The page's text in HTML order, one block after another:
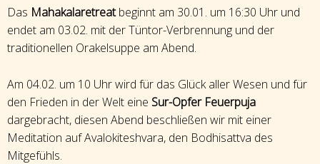
Das Mahakalaretreatbeginnt am 30.01. um 16:30 Uhr und
endet am 03.02. mit der Tüntor-Verbrennung und der
traditionellen Orakelsuppe am Abend.
Am 04.02. um 10 Uhr wird für das Glück aller Wesen und für
den Frieden in der Welt eine Sur-Opfer Feuerpuja
dargebracht, diesen Abend beschließen wir mit einer
Meditation auf Avalokiteshvara, den Bodhisattva des
Mitgefühls.